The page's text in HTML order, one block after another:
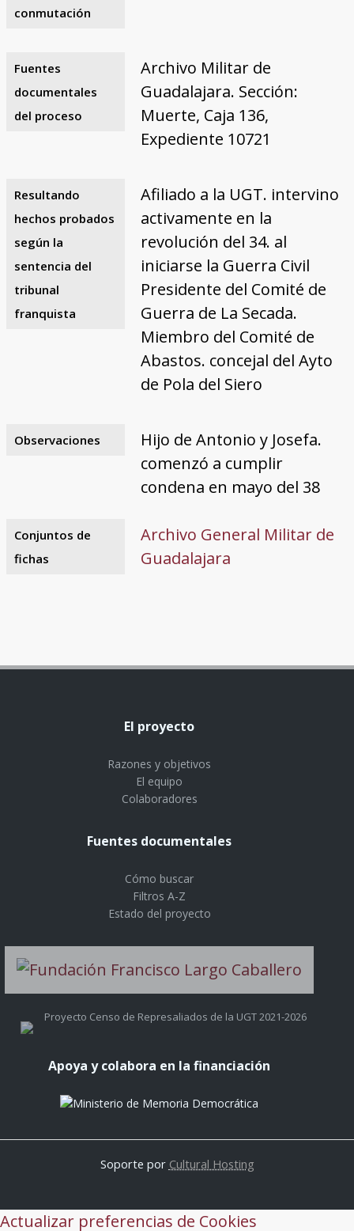
conmutación
Fuentes
documentales
del proceso
Archivo Militar de
Guadalajara. Sección:
Muerte, Caja 136,
Expediente 10721
Resultando
hechos probados
según la
sentencia del
tribunal
franquista
Afiliado a la UGT. intervino
activamente en la
revolución del 34. al
iniciarse la Guerra Civil
Presidente del Comité de
Guerra de La Secada.
Miembro del Comité de
Abastos. concejal del Ayto
de Pola del Siero
Observaciones
Hijo de Antonio y Josefa.
comenzó a cumplir
condena en mayo del 38
Conjuntos de
fichas
Archivo General Militar de
Guadalajara
El proyecto
Razones y objetivos
El equipo
Colaboradores
Fuentes documentales
Cómo buscar
Filtros A-Z
Estado del proyecto
Proyecto Censo de Represaliados de la UGT 2021-2026
Apoya y colabora en la financiación
Soporte por Cultural Hosting
Actualizar preferencias de Cookies